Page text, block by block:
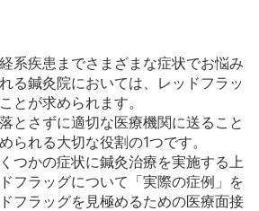
系疾患までさまざまな症状でお悩み
る鍼灸院においては、レッドフラッ
とが求められます。
とさずに適切な医療機関に送ること
られる大切な役割の1つです。
つかの症状に鍼灸治療を実施する上
フラッグについて「実際の症例」を
フラッグを見極めるための医療面接